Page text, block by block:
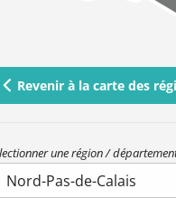
Revenir à la carte des
une région /